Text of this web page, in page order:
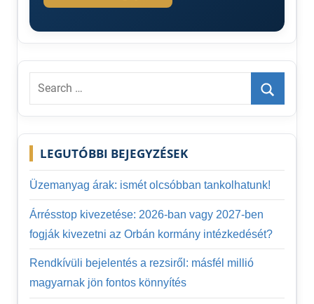
Search
Search
LEGUTÓBBI BEJEGYZÉSEK
Üzemanyag árak: ismét olcsóbban tankolhatunk!
Árrésstop kivezetése: 2026-ban vagy 2027-ben
fogják kivezetni az Orbán kormány intézkedését?
Rendkívüli bejelentés a rezsiről: másfél millió
magyarnak jön fontos könnyítés